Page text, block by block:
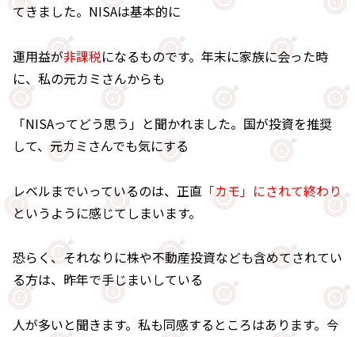
てきました。NISAは基本的に
運用益が非課税になるものです。年末に家族に会った時
に、私の元カミさんからも
「NISAってどう思う」と聞かれました。国が投資を推奨
して、元カミさんでも気にする
レベルまでいっているのは、正直 「カモ」にされて終わり
というように感じてしまいます。
恐らく、それなりに株や不動産投資なども含めてされてい
る方は、昨年で手じまいしている
人が多いと聞きます。私も同感するところはあります。今